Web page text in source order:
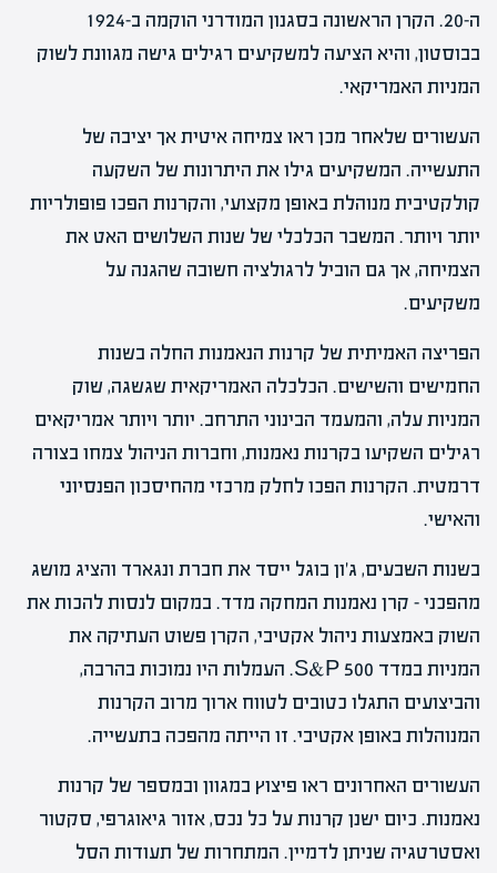
ה-20. הקרן הראשונה בסגנון המודרני הוקמה ב-1924
בבוסטון, והיא הציעה למשקיעים רגילים גישה מגוונת לשוק
המניות האמריקאי.
העשורים שלאחר מכן ראו צמיחה איטית אך יציבה של
התעשייה. המשקיעים גילו את היתרונות של השקעה
קולקטיבית מנוהלת באופן מקצועי, והקרנות הפכו פופולריות
יותר ויותר. המשבר הכלכלי של שנות השלושים האט את
הצמיחה, אך גם הוביל לרגולציה חשובה שהגנה על
משקיעים.
הפריצה האמיתית של קרנות הנאמנות החלה בשנות
החמישים והשישים. הכלכלה האמריקאית שגשגה, שוק
המניות עלה, והמעמד הבינוני התרחב. יותר ויותר אמריקאים
רגילים השקיעו בקרנות נאמנות, וחברות הניהול צמחו בצורה
דרמטית. הקרנות הפכו לחלק מרכזי מהחיסכון הפנסיוני
והאישי.
בשנות השבעים, ג'ון בוגל ייסד את חברת ונגארד והציג מושג
מהפכני – קרן נאמנות המחקה מדד. במקום לנסות להכות את
השוק באמצעות ניהול אקטיבי, הקרן פשוט העתיקה את
המניות במדד S&P 500. העמלות היו נמוכות בהרבה,
והביצועים התגלו כטובים לטווח ארוך מרוב הקרנות
המנוהלות באופן אקטיבי. זו הייתה מהפכה בתעשייה.
העשורים האחרונים ראו פיצוץ במגוון ובמספר של קרנות
נאמנות. כיום ישנן קרנות על כל נכס, אזור גיאוגרפי, סקטור
ואסטרטגיה שניתן לדמיין. המתחרות של תעודות הסל